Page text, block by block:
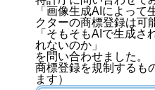
「画像生成AIによって
クターの商標登録は可
「そもそもAIで生成さ
れないのか」
を問い合わせました。
商標登録を規制するも
ます）